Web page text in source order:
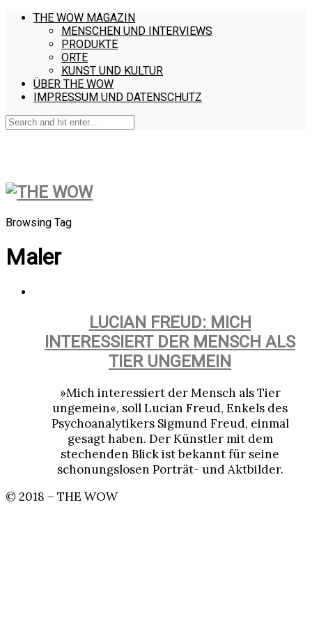
THE WOW MAGAZIN
MENSCHEN UND INTERVIEWS
PRODUKTE
ORTE
KUNST UND KULTUR
ÜBER THE WOW
IMPRESSUM UND DATENSCHUTZ
Browsing Tag
Maler
LUCIAN FREUD: MICH
INTERESSIERT DER MENSCH ALS
TIER UNGEMEIN
»Mich interessiert der Mensch als Tier
ungemein«, soll Lucian Freud, Enkels des
Psychoanalytikers Sigmund Freud, einmal
gesagt haben. Der Künstler mit dem
stechenden Blick ist bekannt für seine
schonungslosen Porträt- und Aktbilder.
© 2018 – THE WOW